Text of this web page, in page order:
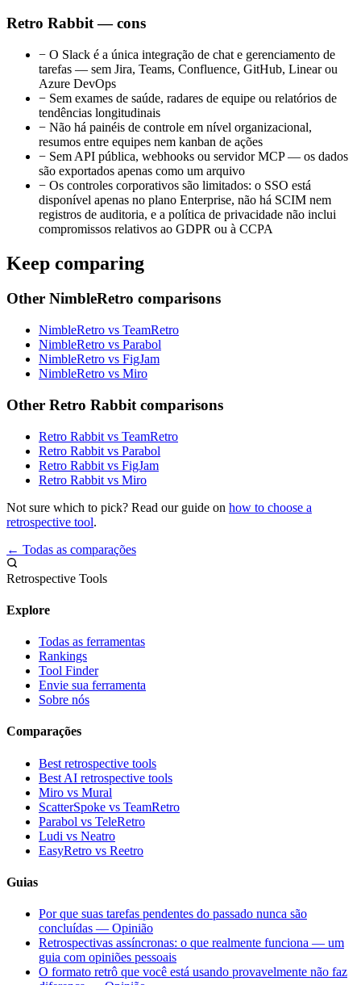
Retro Rabbit — cons
− O Slack é a única integração de chat e gerenciamento de
tarefas — sem Jira, Teams, Confluence, GitHub, Linear ou
Azure DevOps
− Sem exames de saúde, radares de equipe ou relatórios de
tendências longitudinais
− Não há painéis de controle em nível organizacional,
resumos entre equipes nem kanban de ações
− Sem API pública, webhooks ou servidor MCP — os dados
são exportados apenas como um arquivo
− Os controles corporativos são limitados: o SSO está
disponível apenas no plano Enterprise, não há SCIM nem
registros de auditoria, e a política de privacidade não inclui
compromissos relativos ao GDPR ou à CCPA
Keep comparing
Other NimbleRetro comparisons
NimbleRetro vs TeamRetro
NimbleRetro vs Parabol
NimbleRetro vs FigJam
NimbleRetro vs Miro
Other Retro Rabbit comparisons
Retro Rabbit vs TeamRetro
Retro Rabbit vs Parabol
Retro Rabbit vs FigJam
Retro Rabbit vs Miro
Not sure which to pick? Read our guide on how to choose a
retrospective tool.
← Todas as comparações
Retrospective Tools
Explore
Todas as ferramentas
Rankings
Tool Finder
Envie sua ferramenta
Sobre nós
Comparações
Best retrospective tools
Best AI retrospective tools
Miro vs Mural
ScatterSpoke vs TeamRetro
Parabol vs TeleRetro
Ludi vs Neatro
EasyRetro vs Reetro
Guias
Por que suas tarefas pendentes do passado nunca são
concluídas — Opinião
Retrospectivas assíncronas: o que realmente funciona — um
guia com opiniões pessoais
O formato retrô que você está usando provavelmente não faz